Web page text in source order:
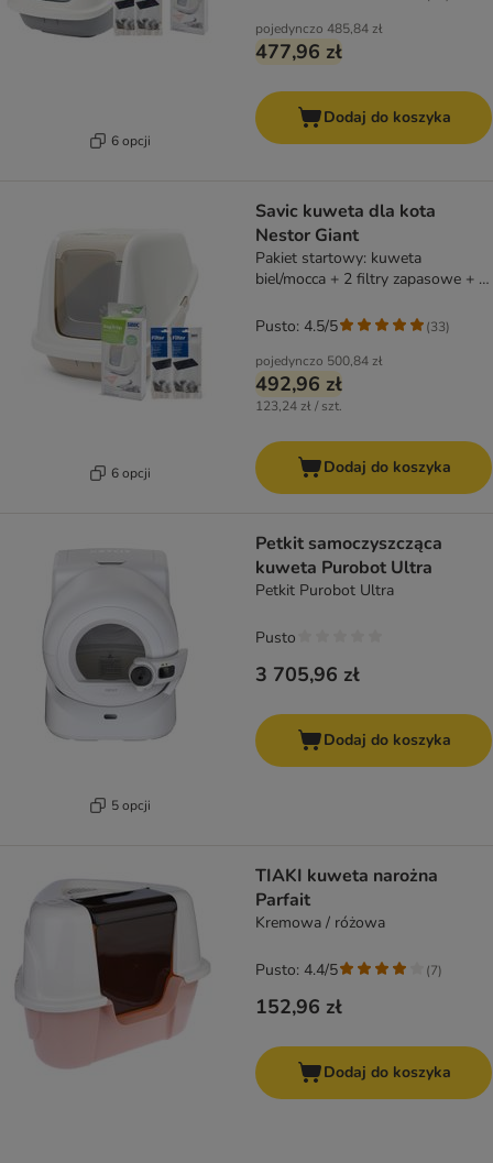
6 opcji
pojedynczo 485,84 zł
477,96 zł
Dodaj do koszyka
6 opcji
Savic kuweta dla kota
Nestor Giant
Pakiet startowy: kuweta
biel/mocca + 2 filtry zapasowe + 6
pojedynczo 500,84 zł
492,96 zł
123,24 zł / szt.
Pusto: 4.5/5 (33)
Dodaj do koszyka
5 opcji
Petkit samoczyszcząca
kuweta Purobot Ultra
Petkit Purobot Ultra
3 705,96 zł
Pusto
Dodaj do koszyka
TIAKI kuweta narożna
Parfait
Kremowa / różowa
152,96 zł
Pusto: 4.4/5 (7)
Dodaj do koszyka